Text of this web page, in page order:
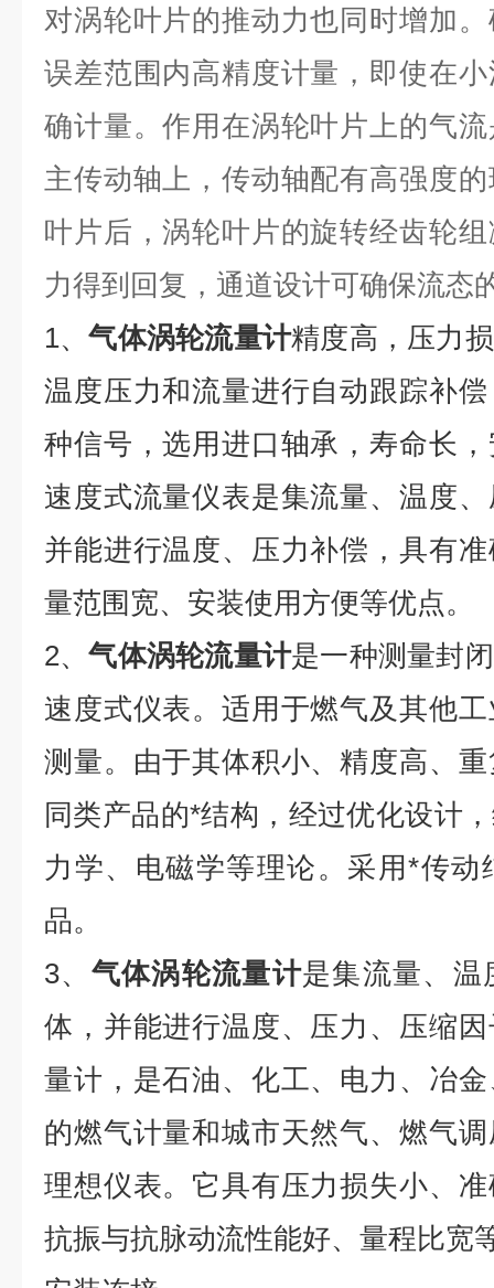
对涡轮叶片的推动力也同时增加
误差范围内高精度计量，即使在
确计量。作用在涡轮叶片上的气
主传动轴上，传动轴配有高强度
叶片后，涡轮叶片的旋转经齿轮
力得到回复，通道设计可确保流态
1、气体涡轮流量计精度高，压力
温度压力和流量进行自动跟踪补
种信号，选用进口轴承，寿命长
速度式流量仪表是集流量、温度
并能进行温度、压力补偿，具有
量范围宽、安装使用方便等优点。
2、气体涡轮流量计是一种测量封
速度式仪表。适用于燃气及其他
测量。由于其体积小、精度高、
同类产品的*结构，经过优化设计
力学、电磁学等理论。采用*传动
品。
3、 气体涡轮流量计是集流量、温
体，并能进行温度、压力、压缩
量计，是石油、化工、电力、冶
的燃气计量和城市天然气、燃气
理想仪表。它具有压力损失小、
抗振与抗脉动流性能好、量程比宽